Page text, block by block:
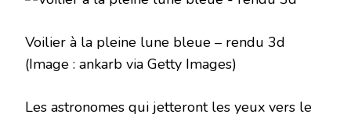
Voilier à la pleine lune bleue – rendu 3d
(Image : ankarb via Getty Images)
Les astronomes qui jetteront les yeux vers le